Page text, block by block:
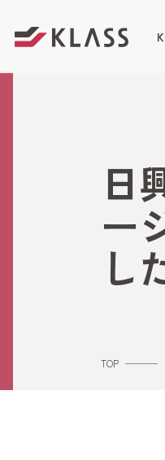
日
ー
し
TOP